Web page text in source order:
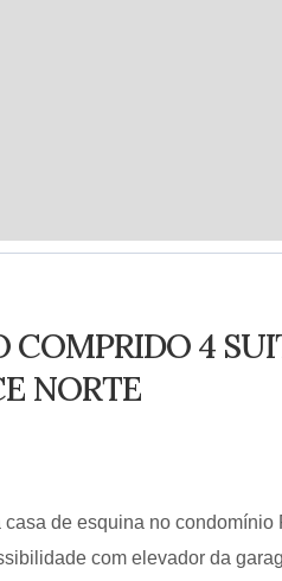
4
NORTE
de esquina no condomínio
com elevador da